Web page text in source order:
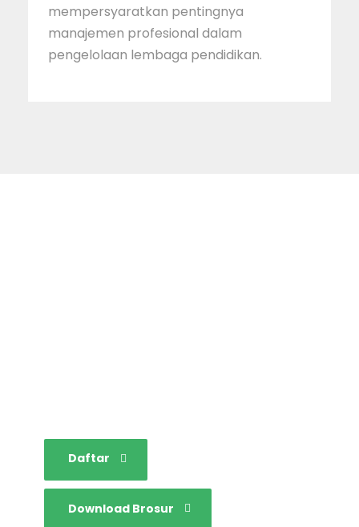
mempersyaratkan pentingnya
manajemen profesional dalam
pengelolaan lembaga pendidikan.
Daftar
Download Brosur